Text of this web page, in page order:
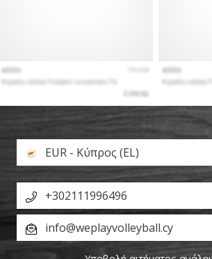
EUR - Κύπρος (EL)
+302111996496
info@weplayvolleyball.cy